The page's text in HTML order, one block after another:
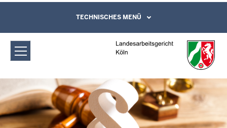
Landesarbeitsgericht Köln: Kündigung
einer Bonner Universitätsprofessorin ist
wirksam
Direkt zum Inhalt
Leichte Sprache, Gebärdensprachenvideo
und Kontaktformular
TECHNISCHES MENÜ